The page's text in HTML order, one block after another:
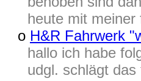
heute mit
o H&R Fahrwerk
hallo ich habe
udgl. schlägt